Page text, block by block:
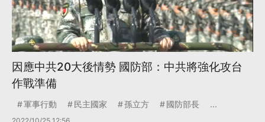
因應中共20大後情勢 國防部：中共將強化攻台
作戰準備
軍事行動 民主國家 孫立方 國防部長 ...